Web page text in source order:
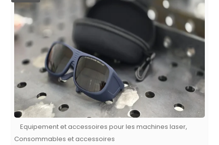
Equipement et accessoires pour les machines laser,
Consommables et accessoires